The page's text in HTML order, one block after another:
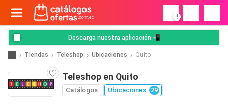
!
Descarga nuestra aplicación 📲
Tiendas Teleshop Ubicaciones Quito
Teleshop en Quito
Catálogos Ubicaciones 29